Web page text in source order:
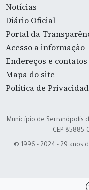
Notícias
Diário Oficial
Portal da
Acesso a informação
Endereços e contatos
Mapa do site
Política de
Município de Serranópolis
- CEP 85885-
© 1996 - 2024 - 29 anos